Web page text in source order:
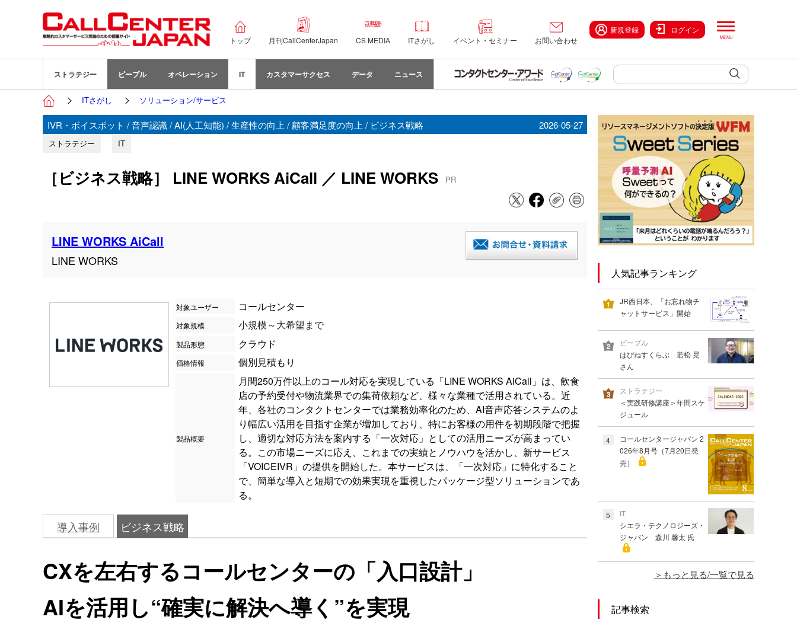
トップ 月刊CallCenterJapan CS MEDIA ITさがし イベント・セミナー お問い合わせ
新規登録 ログイン
ストラテジー ピープル オペレーション IT カスタマーサクセス データ ニュース
ITさがし ソリューション/サービス
IVR・ボイスボット / 音声認識 / AI(人工知能) / 生産性の向上 / 顧客満足度の向上 / ビジネス戦略 2026-05-27
ストラテジー IT
［ビジネス戦略］ LINE WORKS AiCall ／ LINE WORKS PR
LINE WORKS AiCall
LINE WORKS
対象ユーザー コールセンター
対象規模
小規模～大希望まで
製品形態
クラウド
価格情報 個別見積もり
製品概要
月間250万件以上のコール対応を実現している「LINE WORKS AiCall」は、飲食
店の予約受付や物流業界での集荷依頼など、様々な業種で活用されている。近
年、各社のコンタクトセンターでは業務効率化のため、AI音声応答システムのよ
り幅広い活用を目指す企業が増加しており、特にお客様の用件を初期段階で把握
し、適切な対応方法を案内する「一次対応」としての活用ニーズが高まってい
る。この市場ニーズに応え、これまでの実績とノウハウを活かし、新サービス
「VOICEIVR」の提供を開始した。本サービスは、「一次対応」に特化すること
で、簡単な導入と短期での効果実現を重視したパッケージ型ソリューションであ
る。
導入事例 ビジネス戦略
CXを左右するコールセンターの「入口設計」
AIを活用し“確実に解決へ導く”を実現
人気記事ランキング
JR西日本、「お忘れ物チ
ャットサービス」開始
ピープル
はぴねすくらぶ 若松 晃
さん
ストラテジー
＜実践研修講座＞年間スケ
ジュール
4
コールセンタージャパン 2
026年8月号（7月20日発
売）
5
IT
シエラ・テクノロジーズ・
ジャパン 森川 馨太 氏
もっと見る/一覧で見る
記事検索